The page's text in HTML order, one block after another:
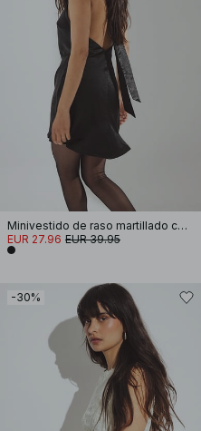
Minivestido de raso martillado con lazo en la espalda
EUR 27.96 EUR 39.95
-30%